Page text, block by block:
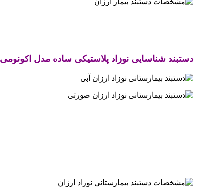
دستبند شناسایی نوزاد پلاستیکی ساده مدل اکونومی